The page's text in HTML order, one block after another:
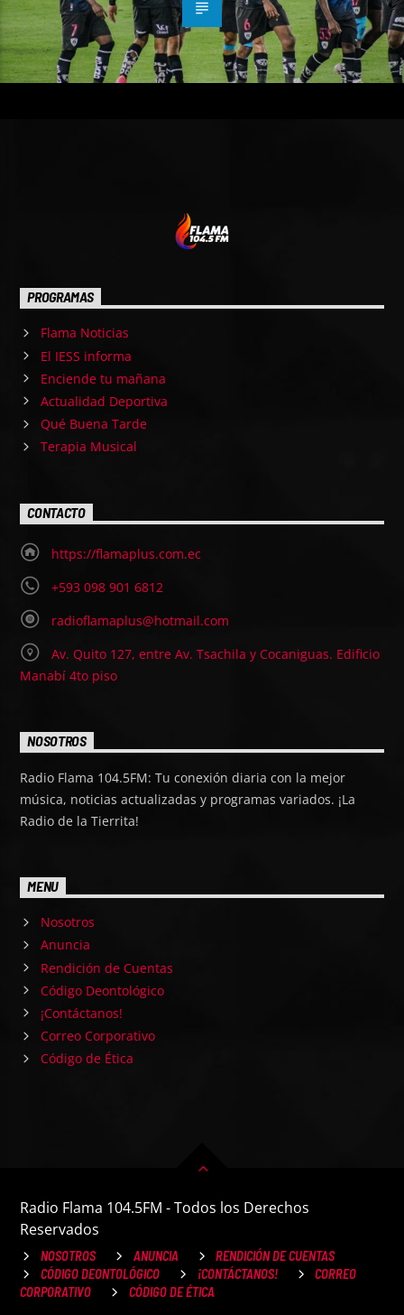
PROGRAMAS
Flama Noticias
El IESS informa
Enciende tu mañana
Actualidad Deportiva
Qué Buena Tarde
Terapia Musical
CONTACTO
https://flamaplus.com.ec
+593 098 901 6812
radioflamaplus@hotmail.com
Av. Quito 127, entre Av. Tsachila y Cocaniguas. Edificio
Manabí 4to piso
NOSOTROS
Radio Flama 104.5FM: Tu conexión diaria con la mejor
música, noticias actualizadas y programas variados. ¡La
Radio de la Tierrita!
MENU
Nosotros
Anuncia
Rendición de Cuentas
Código Deontológico
¡Contáctanos!
Correo Corporativo
Código de Ética
Radio Flama 104.5FM - Todos los Derechos
Reservados
NOSOTROS ANUNCIA
RENDICIÓN DE CUENTAS
CÓDIGO DEONTOLÓGICO
¡CONTÁCTANOS!
CORREO
CORPORATIVO
CÓDIGO DE ÉTICA